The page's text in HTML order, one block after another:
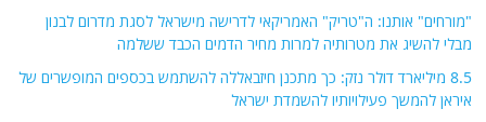
"מורחים" אותנו: ה"טריק" האמריקאי לדרישה מישראל לסגת מדרום לבנון
מבלי להשיג את מטרותיה למרות מחיר הדמים הכבד ששלמה
8.5 מיליארד דולר נזק: כך מתכנן חיזבאללה להשתמש בכספים המופשרים של
איראן להמשך פעילויותיו להשמדת ישראל